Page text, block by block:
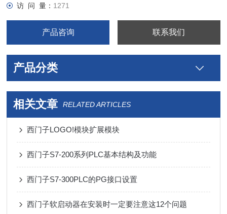
访 问 量： 1271
产品咨询 联系我们
产品分类
相关文章 RELATED ARTICLES
西门子LOGO!模块扩展模块
西门子S7-200系列PLC基本结构及功能
西门子S7-300PLC的PG接口设置
西门子软启动器在安装时一定要注意这12个问题